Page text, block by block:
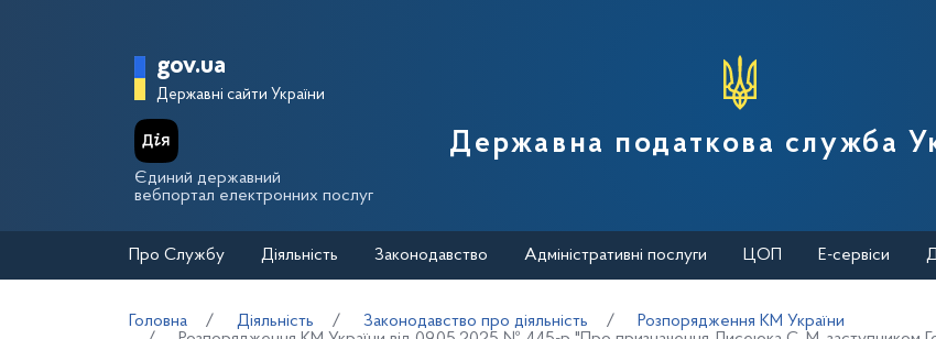
Головна сторінка Державної податкової служби
gov.ua
Державні сайти України
Єдиний державний
вебпортал електронних послуг
Державна податкова служба
Про Службу Діяльність Законодавство Адміністративні послуги ЦОП Е-сервіси
Головна Діяльність Законодавство про діяльність
Розпорядження КМ України